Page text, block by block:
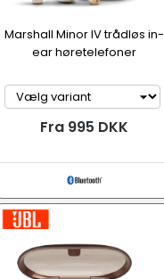
Marshall Minor IV trådløs in-
ear høretelefoner
Fra 995 DKK